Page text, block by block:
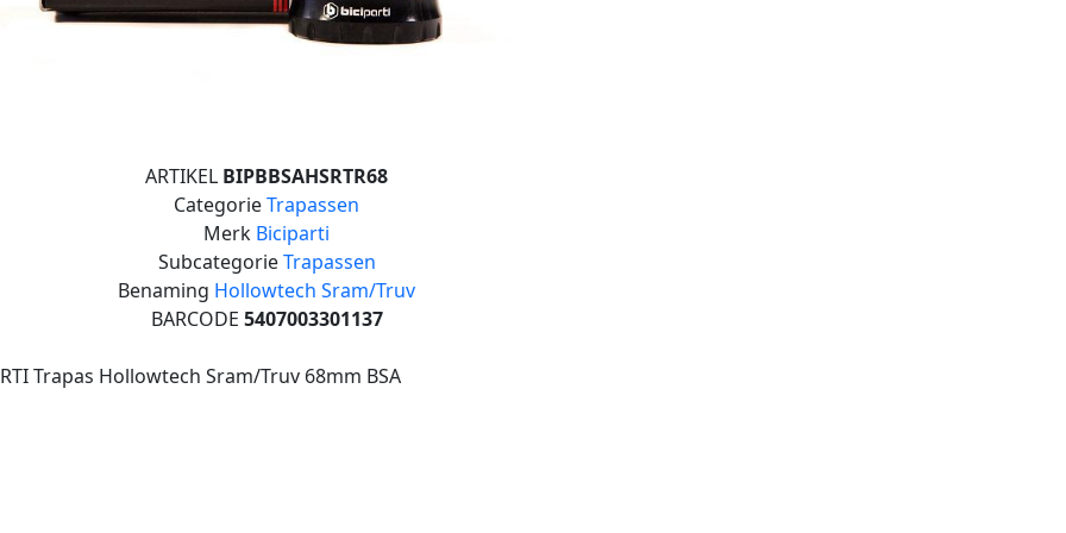
ARTIKEL BIPBBSAHSRTR68
CategorieTrapassen
Merk Biciparti
SubcategorieTrapassen
Benaming Hollowtech Sram/Truv
BARCODE 5407003301137
Trapas Hollowtech Sram/Truv 68mm BSA